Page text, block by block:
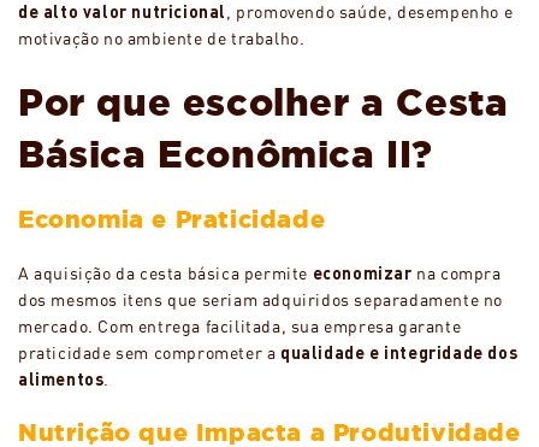
de alto valor nutricional, promovendo saúde, desempenho e
motivação no ambiente de trabalho.
Por que escolher a Cesta
Básica Econômica II?
Economia e Praticidade
A aquisição da cesta básica permite economizar na compra
dos mesmos itens que seriam adquiridos separadamente no
mercado. Com entrega facilitada, sua empresa garante
praticidade sem comprometer a qualidade e integridade dos
alimentos
Nutrição que Impacta a Produtividade